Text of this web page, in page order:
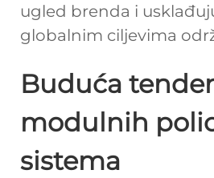
ugled brenda i
globalnim ciljevima
Buduća
modulnih
sistema